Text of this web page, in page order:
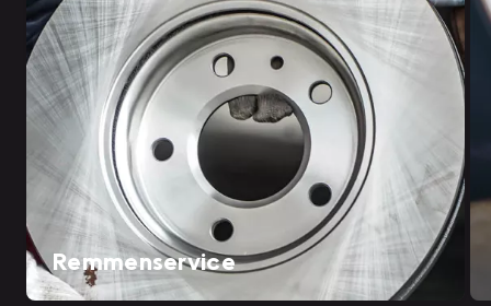
Remmenservice